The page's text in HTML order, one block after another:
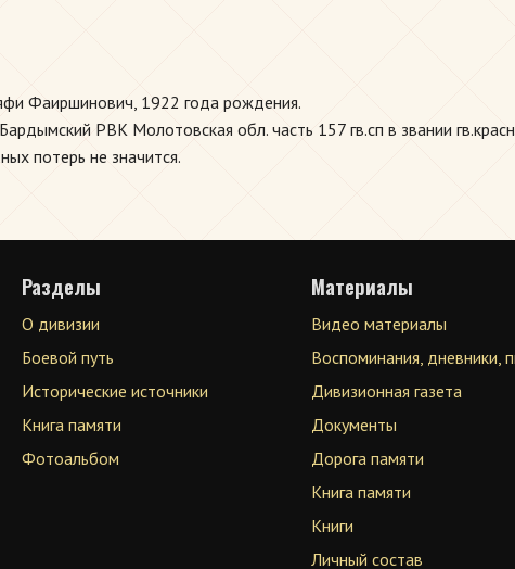
Фаиршинович, 1922 года рождения.
РВК Молотовская обл. часть 157 гв.сп в звании
потерь не значится.
Разделы
О дивизии
Боевой путь
Исторические источники
Книга памяти
Фотоальбом
Материалы
Видео материалы
Воспоминания, дневники,
Дивизионная газета
Документы
Дорога памяти
Книга памяти
Книги
Личный состав